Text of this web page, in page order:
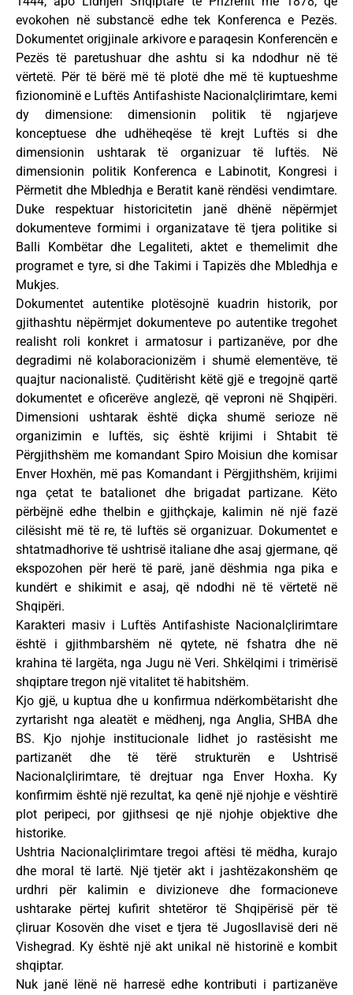
evokohen në substancë edhe tek Konferenca e Pezës.
Dokumentet origjinale arkivore e paraqesin Konferencën e
Pezës të paretushuar dhe ashtu si ka ndodhur në të
vërtetë. Për të bërë më të plotë dhe më të kuptueshme
fizionominë e Luftës Antifashiste Nacionalçlirimtare, kemi
dy dimensione: dimensionin politik të ngjarjeve
konceptuese dhe udhëheqëse të krejt Luftës si dhe
dimensionin ushtarak të organizuar të luftës. Në
dimensionin politik Konferenca e Labinotit, Kongresi i
Përmetit dhe Mbledhja e Beratit kanë rëndësi vendimtare.
Duke respektuar historicitetin janë dhënë nëpërmjet
dokumenteve formimi i organizatave të tjera politike si
Balli Kombëtar dhe Legaliteti, aktet e themelimit dhe
programet e tyre, si dhe Takimi i Tapizës dhe Mbledhja e
Mukjes.
Dokumentet autentike plotësojnë kuadrin historik, por
gjithashtu nëpërmjet dokumenteve po autentike tregohet
realisht roli konkret i armatosur i partizanëve, por dhe
degradimi në kolaboracionizëm i shumë elementëve, të
quajtur nacionalistë. Çuditërisht këtë gjë e tregojnë qartë
dokumentet e oficerëve anglezë, që veproni në Shqipëri.
Dimensioni ushtarak është diçka shumë serioze në
organizimin e luftës, siç është krijimi i Shtabit të
Përgjithshëm me komandant Spiro Moisiun dhe komisar
Enver Hoxhën, më pas Komandant i Përgjithshëm, krijimi
nga çetat te batalionet dhe brigadat partizane. Këto
përbëjnë edhe thelbin e gjithçkaje, kalimin në një fazë
cilësisht më të re, të luftës së organizuar. Dokumentet e
shtatmadhorive të ushtrisë italiane dhe asaj gjermane, që
ekspozohen për herë të parë, janë dëshmia nga pika e
kundërt e shikimit e asaj, që ndodhi në të vërtetë në
Shqipëri.
Karakteri masiv i Luftës Antifashiste Nacionalçlirimtare
është i gjithmbarshëm në qytete, në fshatra dhe në
krahina të largëta, nga Jugu në Veri. Shkëlqimi i trimërisë
shqiptare tregon një vitalitet të habitshëm.
Kjo gjë, u kuptua dhe u konfirmua ndërkombëtarisht dhe
zyrtarisht nga aleatët e mëdhenj, nga Anglia, SHBA dhe
BS. Kjo njohje institucionale lidhet jo rastësisht me
partizanët dhe të tërë strukturën e Ushtrisë
Nacionalçlirimtare, të drejtuar nga Enver Hoxha. Ky
konfirmim është një rezultat, ka qenë një njohje e vështirë
plot peripeci, por gjithsesi qe një njohje objektive dhe
historike.
Ushtria Nacionalçlirimtare tregoi aftësi të mëdha, kurajo
dhe moral të lartë. Një tjetër akt i jashtëzakonshëm qe
urdhri për kalimin e divizioneve dhe formacioneve
ushtarake përtej kufirit shtetëror të Shqipërisë për të
çliruar Kosovën dhe viset e tjera të Jugosllavisë deri në
Vishegrad. Ky është një akt unikal në historinë e kombit
shqiptar.
Nuk janë lënë në harresë edhe kontributi i partizanëve